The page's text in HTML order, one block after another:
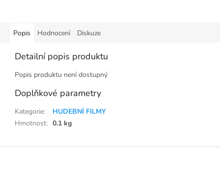
Popis Hodnocení Diskuze
Detailní popis produktu
Popis produktu není dostupný
Doplňkové parametry
Kategorie:
HUDEBNÍ FILMY
Hmotnost: 0.1 kg
Z